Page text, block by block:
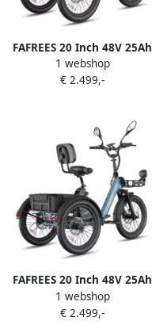
FAFREES 20 Inch 48V 25Ah
Accu Famille elektrische
longtail transportfiets Dik
180kg 100km Bereik -Grote
groente den aan de voor-
en achterkant Koppelsensor
Elektrische Driewieler
Zwart
1 webshop
€ 2.499,-
FAFREES 20 Inch 48V 25Ah
Accu Famille elektrische
longtail transportfiets Dik
1 webshop
€ 2.499,-